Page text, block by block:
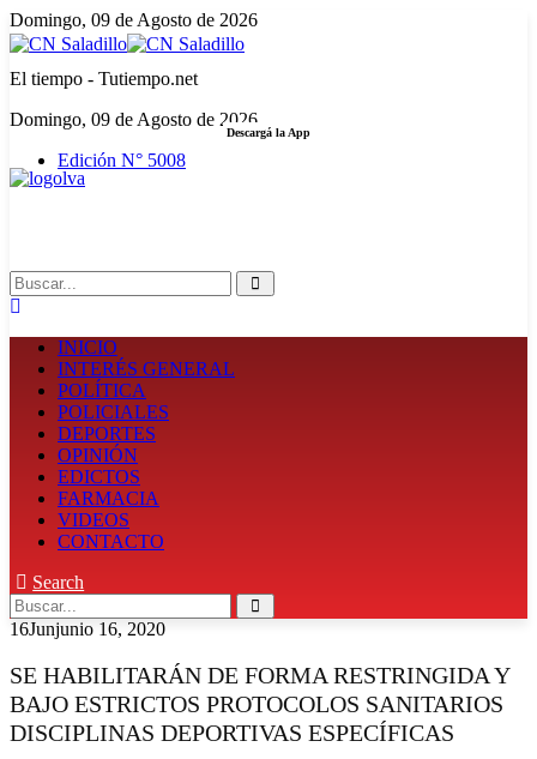
Domingo, 09 de Agosto de 2026
El tiempo - Tutiempo.net
Domingo, 09 de Agosto de 2026
Edición N° 5008
Descargá la App
INICIO
INTERÉS GENERAL
POLÍTICA
POLICIALES
DEPORTES
OPINIÓN
EDICTOS
FARMACIA
VIDEOS
CONTACTO
Search
16Junjunio 16, 2020
SE HABILITARÁN DE FORMA RESTRINGIDA Y
BAJO ESTRICTOS PROTOCOLOS SANITARIOS
DISCIPLINAS DEPORTIVAS ESPECÍFICAS